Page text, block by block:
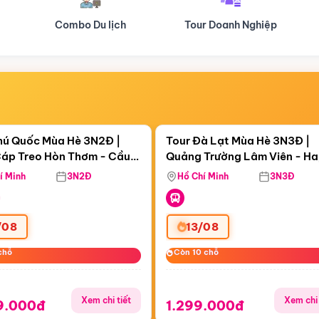
Tour Doanh Nghiệp Du lịch Hành Hương
08:51:14
Treo Hòn Thơm
Quốc Mùa Hè 3N2Đ |
Treo Hòn Thơm - Cầu
Viên Nước Aquatopia
Minh 3N2Đ
Xem chi tiết
Còn06 ngày 08:51:14
Tour Đà Lạt Mùa Hè 3N3Đ |
Quảng Trường Lâm Viên -
Hill - Puppy Farm
Hồ Chí Minh 3N3Đ
13/08
Còn 10 chỗ
Còn 10 chỗ
1.299.000đ Xem